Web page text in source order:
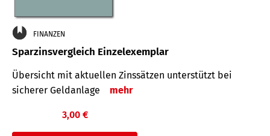
FINANZEN
Sparzinsvergleich Einzelexemplar
Übersicht mit aktuellen Zinssätzen unterstützt bei
sicherer Geldanlage
mehr
3,00 €